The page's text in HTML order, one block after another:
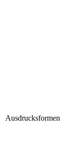
Ausdrucksformen